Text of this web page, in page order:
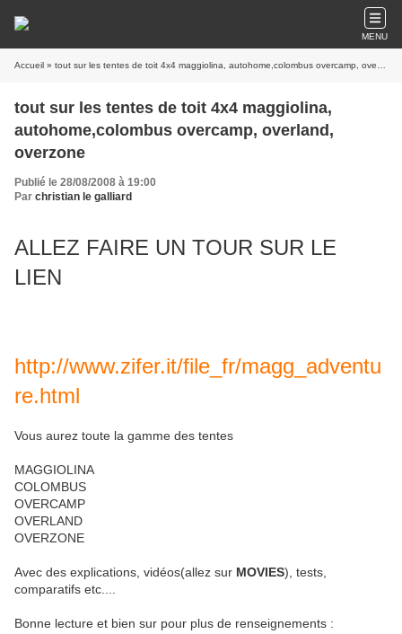
MENU
Accueil » tout sur les tentes de toit 4x4 maggiolina, autohome,colombus overcamp, overland, overzone
tout sur les tentes de toit 4x4 maggiolina,
autohome,colombus overcamp, overland,
overzone
Publié le 28/08/2008 à 19:00
Par christian le galliard
ALLEZ FAIRE UN TOUR SUR LE
LIEN
http://www.zifer.it/file_fr/magg_adventu
re.html
Vous aurez toute la gamme des tentes
MAGGIOLINA
COLOMBUS
OVERCAMP
OVERLAND
OVERZONE
Avec des explications, vidéos(allez sur MOVIES), tests,
comparatifs etc....
Bonne lecture et bien sur pour plus de renseignements :